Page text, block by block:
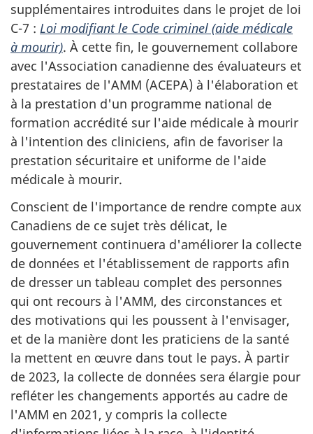
supplémentaires introduites dans le projet de loi
C-7 : Loi modifiant le Code criminel (aide médicale
à mourir). À cette fin, le gouvernement collabore
avec l'Association canadienne des évaluateurs et
prestataires de l'AMM (ACEPA) à l'élaboration et
à la prestation d'un programme national de
formation accrédité sur l'aide médicale à mourir
à l'intention des cliniciens, afin de favoriser la
prestation sécuritaire et uniforme de l'aide
médicale à mourir.
Conscient de l'importance de rendre compte aux
Canadiens de ce sujet très délicat, le
gouvernement continuera d'améliorer la collecte
de données et l'établissement de rapports afin
de dresser un tableau complet des personnes
qui ont recours à l'AMM, des circonstances et
des motivations qui les poussent à l'envisager,
et de la manière dont les praticiens de la santé
la mettent en œuvre dans tout le pays. À partir
de 2023, la collecte de données sera élargie pour
refléter les changements apportés au cadre de
l'AMM en 2021, y compris la collecte